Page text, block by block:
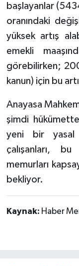
başlayanlar
oranındaki
yüksek artış
emekli
görebilirken;
kanun) için bu
Anayasa
şimdi
yeni bir yasal
çalışanları,
memurları
bekliyor.
Kaynak: Haber